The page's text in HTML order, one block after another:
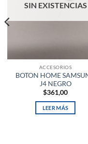
SIN EXISTENCIAS
ACCESORIOS
BOTON HOME
J4 NEGRO
$361,00
LEER MÁS